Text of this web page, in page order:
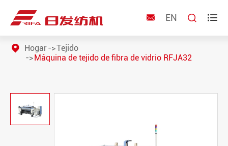
 EN  
Hogar
Tejido
Máquina de tejido de fibra de vidrio RFJA32